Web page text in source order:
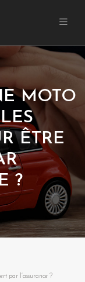
MOTO
ÊTRE
?
par l’assurance ?